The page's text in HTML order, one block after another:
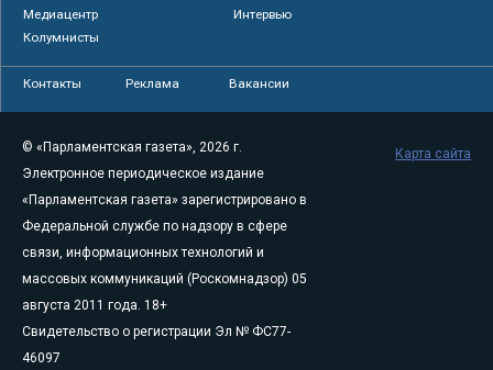
Медиацентр
Интервью
Колумнисты
Контакты Реклама Вакансии
© «Парламентская газета», 2026 г.
Электронное периодическое издание
«Парламентская газета» зарегистрировано в
Федеральной службе по надзору в сфере
связи, информационных технологий и
массовых коммуникаций (Роскомнадзор) 05
августа 2011 года. 18+
Свидетельство о регистрации Эл № ФС77-
46097
Карта сайта